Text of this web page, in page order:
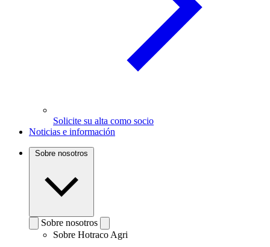
Solicite su alta como socio
Noticias e información
Sobre nosotros
Sobre nosotros
Sobre Hotraco Agri